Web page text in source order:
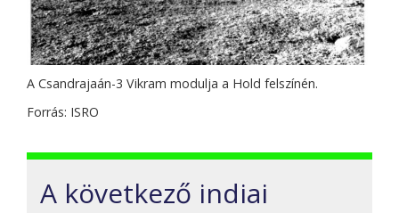
A Csandrajaán-3 Vikram modulja a Hold felszínén.
Forrás: ISRO
A következő indiai